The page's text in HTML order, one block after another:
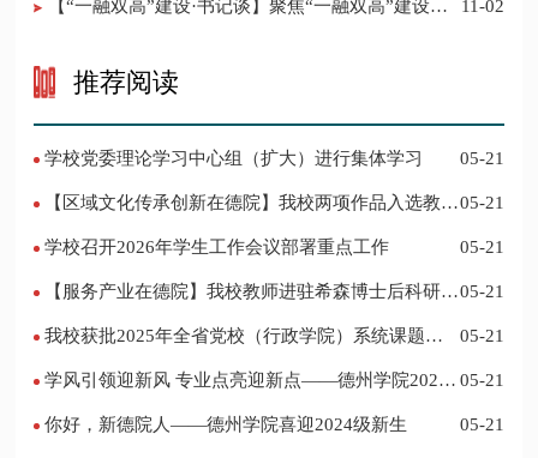
11-02
推荐阅读
学校党委理论学习中心组（扩大）进行集体学习 05-21
05-21
学校召开2026年学生工作会议部署重点工作 05-21
05-21
我校获批2025年全省党校（行政学院）系统课题立
05-21
学风引领迎新风 专业点亮迎新点——德州学院2024
05-21
你好，新德院人——德州学院喜迎2024级新生 05-21